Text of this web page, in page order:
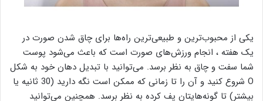
یکی از محبوب‌ترین و طبیعی‌ترین راه‌ها برای چاق شدن صورت در
یک هفته ، انجام ورزش‌های صورت است که باعث می‌شود پوست
شما سفت و چاق به نظر برسد. می‌توانید با تبدیل دهان خود به شکل
O شروع کنید و آن را تا زمانی که ممکن است نگه دارید (30 ثانیه یا
بیشتر) تا گونه‌هایتان پف کرده به نظر برسد. همچنین می‌توانید